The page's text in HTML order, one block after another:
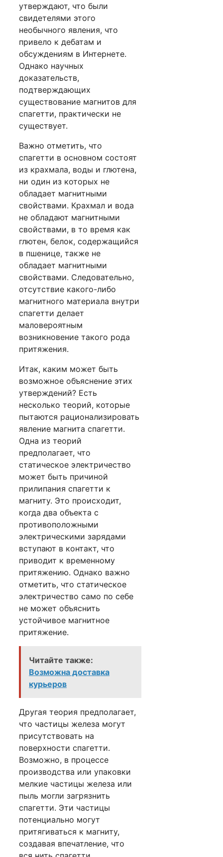
утверждают, что были
свидетелями этого
необычного явления, что
привело к дебатам и
обсуждениям в Интернете.
Однако научных
доказательств,
подтверждающих
существование магнитов для
спагетти, практически не
существует.
Важно отметить, что
спагетти в основном состоят
из крахмала, воды и глютена,
ни один из которых не
обладает магнитными
свойствами. Крахмал и вода
не обладают магнитными
свойствами, в то время как
глютен, белок, содержащийся
в пшенице, также не
обладает магнитными
свойствами. Следовательно,
отсутствие какого-либо
магнитного материала внутри
спагетти делает
маловероятным
возникновение такого рода
притяжения.
Итак, каким может быть
возможное объяснение этих
утверждений? Есть
несколько теорий, которые
пытаются рационализировать
явление магнита спагетти.
Одна из теорий
предполагает, что
статическое электричество
может быть причиной
прилипания спагетти к
магниту. Это происходит,
когда два объекта с
противоположными
электрическими зарядами
вступают в контакт, что
приводит к временному
притяжению. Однако важно
отметить, что статическое
электричество само по себе
не может объяснить
устойчивое магнитное
притяжение.
Читайте также:
Возможна доставка
курьеров
Другая теория предполагает,
что частицы железа могут
присутствовать на
поверхности спагетти.
Возможно, в процессе
производства или упаковки
мелкие частицы железа или
пыль могли загрязнить
спагетти. Эти частицы
потенциально могут
притягиваться к магниту,
создавая впечатление, что